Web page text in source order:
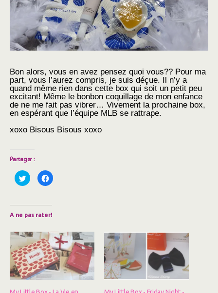
Bon alors, vous en avez pensez quoi vous?? Pour ma
part, vous l’aurez compris, je suis déçue. Il n’y a
quand même rien dans cette box qui soit un petit peu
excitant! Même le bonbon coquillage de mon enfance
de ne me fait pas vibrer… Vivement la prochaine box,
en espérant que l’équipe MLB se rattrape.
xoxo Bisous Bisous xoxo
Partager :
C
l
e
p
r
p
a
r
t
a
g
e
r
s
C
l
e
z
p
r
a
r
t
a
g
e
r
A ne pas rater!